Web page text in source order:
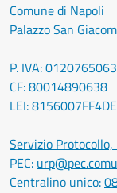
Comune di Napoli
Palazzo San
P. IVA:
CF: 80014890638
LEI:
Servizio
PEC:
Centralino unico: